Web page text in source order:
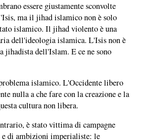
essere giustamente sconvolte
ma il jihad islamico non è solo
islamico. Il jihad violento è una
dell'ideologia islamica. L'Isis non è
jihadista dell'Islam. E ce ne sono
islamico. L'Occidente libero
nulla a che fare con la creazione e la
cultura non libera.
è stato vittima di campagne
di ambizioni imperialiste: le